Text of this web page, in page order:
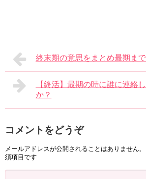
終末期の意思をまとめ最期まで
【終活】最期の時に誰に連絡
か？
コメントをどうぞ
メールアドレスが公開されることはありません。
須項目です